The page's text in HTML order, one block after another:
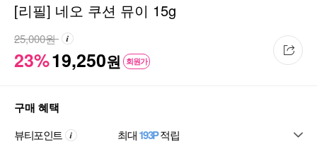
[리필] 네오 쿠션 뮤이 15g
23%19,250원 회원가
25,000원
구매 혜택
뷰티포인트 최대193P적립